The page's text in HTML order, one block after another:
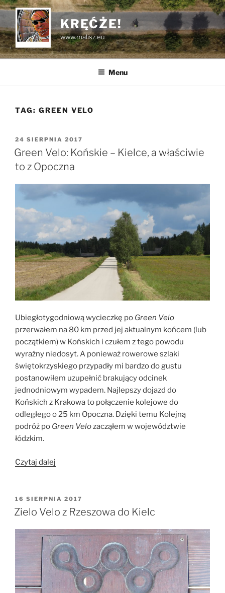
Przejdź
treści
KRĘĆŻE!
www.malisz.eu
Menu
TAG: GREEN VELO
OPUBLIKOWANE
W
24 SIERPNIA 2017
Green Velo: Końskie – Kielce, a właściwie
to z Opoczna
Ubiegłotygodniową wycieczkę po Green Velo
przerwałem na 80 km przed jej aktualnym końcem (lub
początkiem) w Końskich i czułem z tego powodu
wyraźny niedosyt. A ponieważ rowerowe szlaki
świętokrzyskiego przypadły mi bardzo do gustu
postanowiłem uzupełnić brakujący odcinek
jednodniowym wypadem. Najlepszy dojazd do
Końskich z Krakowa to połączenie kolejowe do
odległego o 25 km Opoczna. Dzięki temu Kolejną
podróż po Green Velozacząłem w województwie
łódzkim.
Czytaj dalej
–
Kielce,
właściwie
to
Opoczna”
OPUBLIKOWANE
W
16 SIERPNIA 2017
Zielo Velo z Rzeszowa do Kielc